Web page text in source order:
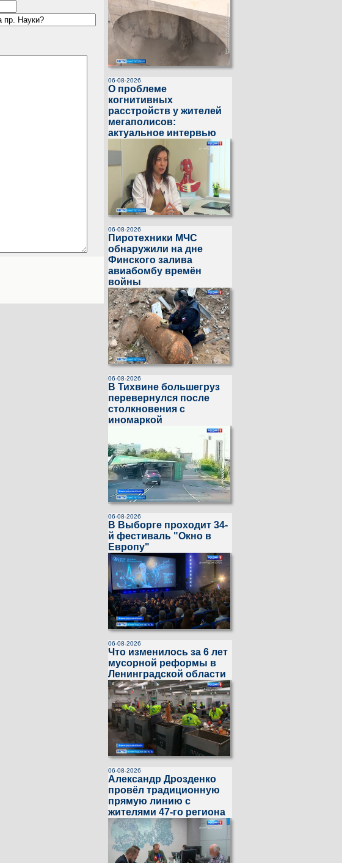
06-08-2026
О проблеме
когнитивных
расстройств у жителей
мегаполисов:
актуальное интервью
06-08-2026
Пиротехники МЧС
обнаружили на дне
Финского залива
авиабомбу времён
войны
06-08-2026
В Тихвине большегруз
перевернулся после
столкновения с
иномаркой
06-08-2026
В Выборге проходит 34-
й фестиваль "Окно в
Европу"
06-08-2026
Что изменилось за 6 лет
мусорной реформы в
Ленинградской области
06-08-2026
Александр Дрозденко
провёл традиционную
прямую линию с
жителями 47-го региона